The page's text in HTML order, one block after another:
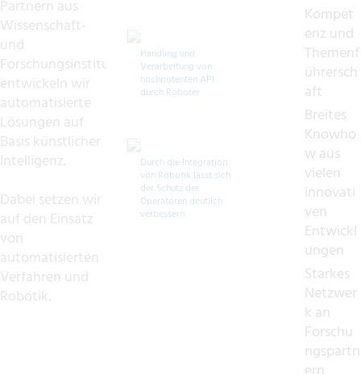
Partnern aus
Wissenschaft-
und
Forschungsinstitutionen
entwickeln wir
automatisierte
Lösungen auf
Basis künstlicher
Intelligenz.
Dabei setzen wir
auf den Einsatz
von
automatisierten
Verfahren und
Robotik.
Handling und
Verarbeitung von
hochpotenten API
durch Roboter
Durch die Integration
von Robotik lässt sich
der Schutz der
Operatoren deutlich
verbessern
Kompet
enz und
Themenf
ührersch
aft
Breites
Knowho
w aus
vielen
innovati
ven
Entwickl
ungen
Starkes
Netzwer
k an
Forschu
ngspartn